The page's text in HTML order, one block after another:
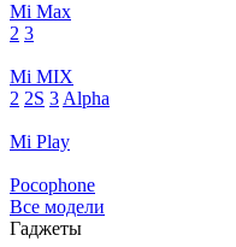
Mi Max
2 3
Mi MIX
2 2S 3 Alpha
Mi Play
Pocophone
Все модели
Гаджеты